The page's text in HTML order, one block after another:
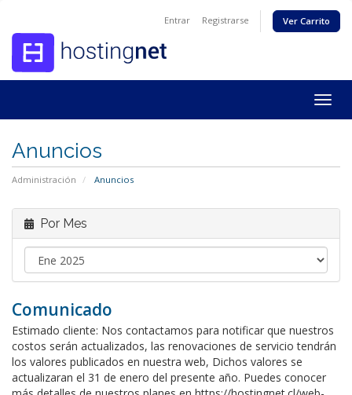
Entrar Registrarse Ver Carrito
Anuncios
Administración Anuncios
Por Mes
Comunicado
Estimado cliente: Nos contactamos para notificar que nuestros
costos serán actualizados, las renovaciones de servicio tendrán
los valores publicados en nuestra web, Dichos valores se
actualizaran el 31 de enero del presente año. Puedes conocer